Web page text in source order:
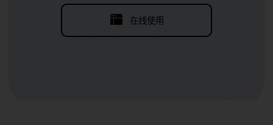
在线使用